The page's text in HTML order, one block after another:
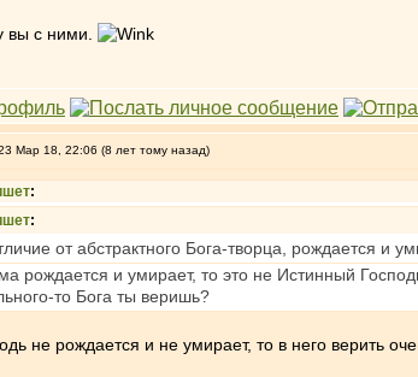
вы с ними.
Мар 18, 22:06 (8 лет тому назад)
:
:
от абстрактного Бога-творца, рождается и
рождается и умирает, то это не Истинный
то Бога ты веришь?
не рождается и не умирает, то в него верить